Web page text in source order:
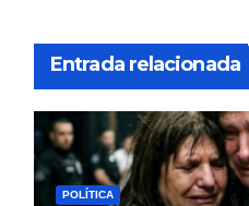
Entrada relacionada
POLÍTICA